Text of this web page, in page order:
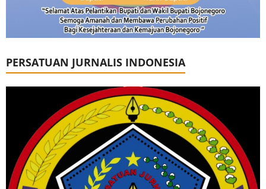
PERSATUAN JURNALIS INDONESIA